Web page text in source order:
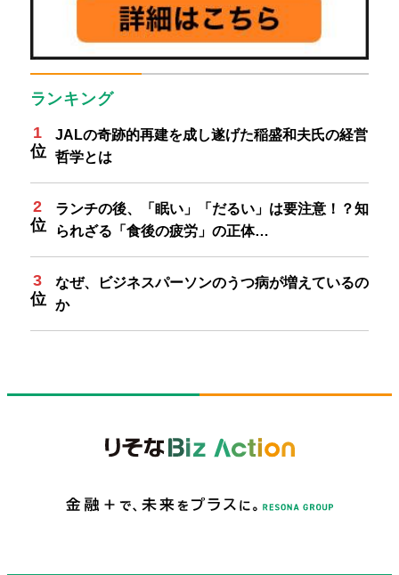
ランキング
JALの奇跡的再建を成し遂げた稲盛和夫氏の経営
哲学とは
ランチの後、「眠い」「だるい」は要注意！？知
られざる「食後の疲労」の正体…
なぜ、ビジネスパーソンのうつ病が増えているの
か